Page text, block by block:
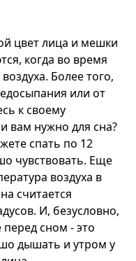
цвет лица и мешки
когда во время
Более того,
или от
к своему
вам нужно для сна?
спать по 12
чувствовать. Еще
воздуха в
считается
И, безусловно,
сном - это
дышать и утром у